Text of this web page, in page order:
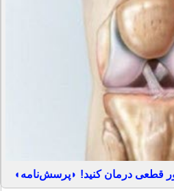
قطعی درمان کنید! ◗پرسش‌نامه◖